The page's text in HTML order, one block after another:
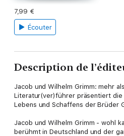
7,99 €
Écouter
Description de
Jacob und Wilhelm Grimm: mehr
Literatur(ver)führer präsentiert die
Lebens und Schaffens der Brüder
Jacob und Wilhelm Grimm - wohl
berühmt in Deutschland und der